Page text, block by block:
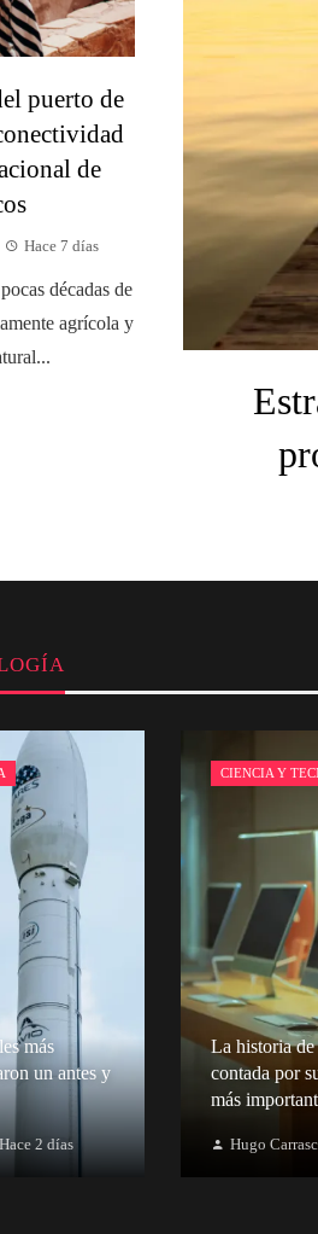
puerto de
de
Hace 7 días
décadas de
agrícola y
más
un antes y
Hace 2 días
CIENCIA Y
La historia
contada por
más
Hugo